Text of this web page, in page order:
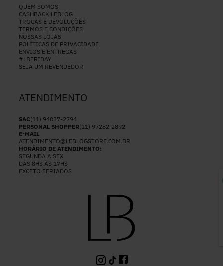
QUEM SOMOS
CASHBACK LEBLOG
TROCAS E DEVOLUÇÕES
TERMOS E CONDIÇÕES
NOSSAS LOJAS
POLÍTICAS DE PRIVACIDADE
ENVIOS E ENTREGAS
#LBFRIDAY
SEJA UM REVENDEDOR
ATENDIMENTO
SAC(11) 94037-2794
PERSONAL SHOPPER(11) 97282-2892
E-MAIL
ATENDIMENTO@LEBLOGSTORE.COM.BR
HORÁRIO DE ATENDIMENTO:
SEGUNDA A SEX
DAS 8HS ÀS 17HS
EXCETO FERIADOS